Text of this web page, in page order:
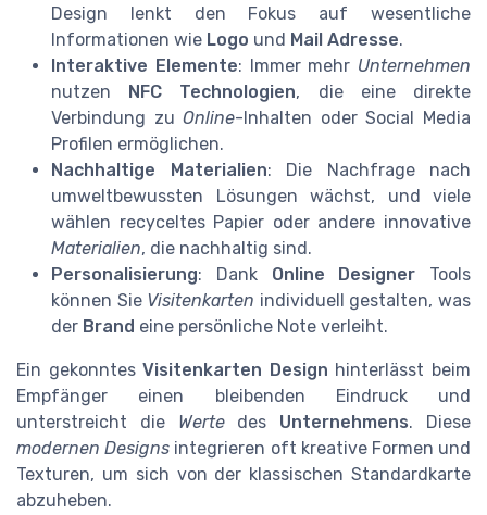
Design lenkt den Fokus auf wesentliche
Informationen wie Logo und Mail Adresse.
Interaktive Elemente: Immer mehr Unternehmen
nutzen
NFC Technologien, die eine direkte
Verbindung zuOnline-Inhalten oder Social Media
Profilen ermöglichen.
Nachhaltige Materialien: Die Nachfrage nach
umweltbewussten Lösungen wächst, und viele
wählen recyceltes Papier oder andere innovative
Materialien, die nachhaltig sind.
Personalisierung: Dank Online Designer Tools
können Sie Visitenkarten individuell gestalten, was
der Brand eine persönliche Note verleiht.
Ein gekonntesVisitenkarten Design hinterlässt beim
Empfänger einen bleibenden Eindruck und
unterstreicht die Wertedes Unternehmens. Diese
modernen Designs integrieren oft kreative Formen und
Texturen, um sich von der klassischen Standardkarte
abzuheben.